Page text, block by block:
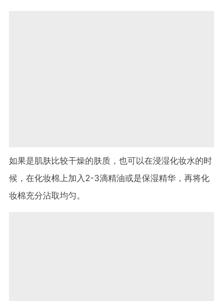
如果是肌肤比较干燥的肤质，也可以在浸湿化妆水的时
候，在化妆棉上加入 2-3滴精油或是保湿精华，再将化
妆棉充分沾取均匀。